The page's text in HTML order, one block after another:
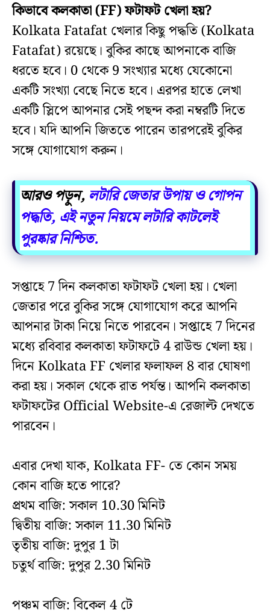
কিভাবে কলকাতা (FF) ফটাফট খেলা হয়?
Kolkata Fatafat খেলার কিছু পদ্ধতি (Kolkata
Fatafat) রয়েছে। বুকির কাছে আপনাকে বাজি
ধরতে হবে। 0 থেকে 9 সংখ্যার মধ্যে যেকোনো
একটি সংখ্যা বেছে নিতে হবে। এরপর হাতে লেখা
একটি স্লিপে আপনার সেই পছন্দ করা নম্বরটি দিতে
হবে। যদি আপনি জিততে পারেন তারপরেই বুকির
সঙ্গে যোগাযোগ করুন।
আরও পড়ুন, লটারি জেতার উপায় ও গোপন
পদ্ধতি, এই নতুন নিয়মে লটারি কাটলেই
পুরষ্কার নিশ্চিত.
সপ্তাহে 7 দিন কলকাতা ফটাফট খেলা হয়। খেলা
জেতার পরে বুকির সঙ্গে যোগাযোগ করে আপনি
আপনার টাকা নিয়ে নিতে পারবেন। সপ্তাহে 7 দিনের
মধ্যে রবিবার কলকাতা ফটাফটে 4 রাউন্ড খেলা হয়।
দিনে Kolkata FF খেলার ফলাফল 8 বার ঘোষণা
করা হয়। সকাল থেকে রাত পর্যন্ত। আপনি কলকাতা
ফটাফটের Official Website-এ রেজাল্ট দেখতে
পারবেন।
এবার দেখা যাক, Kolkata FF- তে কোন সময়
কোন বাজি হতে পারে?
প্রথম বাজি: সকাল 10.30 মিনিট
দ্বিতীয় বাজি: সকাল 11.30 মিনিট
তৃতীয় বাজি: দুপুর 1 টা
চতুর্থ বাজি: দুপুর 2.30 মিনিট
পঞ্চম বাজি: বিকেল 4 টে